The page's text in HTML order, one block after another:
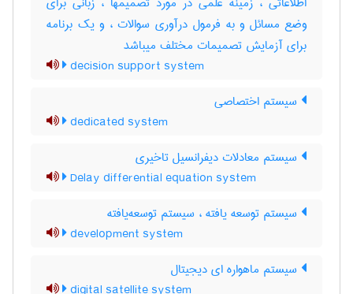
وضع مسائل و به فرمول درآوری سوالات ، و یک برنامه
برای آزمایش تصمیمات مختلف میباشد
decision support system
سیستم اختصاصی
dedicated system
سیستم معادلات دیفرانسیل تاخیری
Delay differential equation system
سیستم توسعه یافته ، سیستم توسعه‌یافته
development system
سیستم ماهواره ای دیجیتال